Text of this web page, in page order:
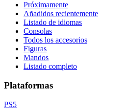
Próximamente
Añadidos recientemente
Listado de idiomas
Consolas
Todos los accesorios
Figuras
Mandos
Listado completo
Plataformas
PS5